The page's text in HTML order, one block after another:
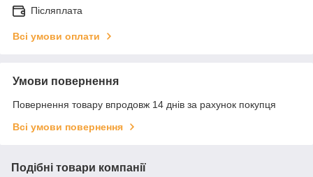
Післяплата
Всі умови оплати
Умови повернення
Повернення товару впродовж 14 днів за рахунок покупця
Всі умови повернення
Подібні товари компанії